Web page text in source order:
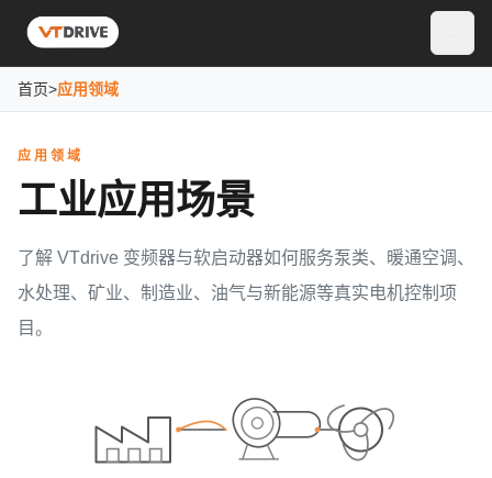
首页>应用领域
应用领域
工业应用场景
了解 VTdrive 变频器与软启动器如何服务泵类、暖通空调、
水处理、矿业、制造业、油气与新能源等真实电机控制项
目。